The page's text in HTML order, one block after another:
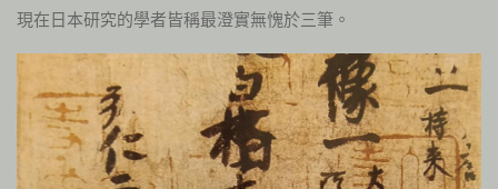
現在日本研究的學者皆稱最澄實無愧於三筆。